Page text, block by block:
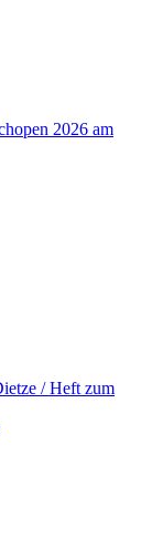
2026 am
/ Heft zum